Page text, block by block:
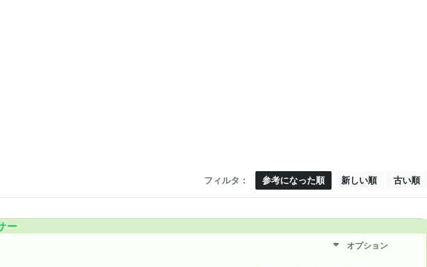
フィルタ： 参考になった順 新しい順 古い順
ー
オプション